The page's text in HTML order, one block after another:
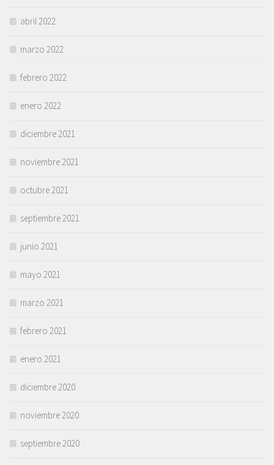
abril 2022
marzo 2022
febrero 2022
enero 2022
diciembre 2021
noviembre 2021
octubre 2021
septiembre 2021
junio 2021
mayo 2021
marzo 2021
febrero 2021
enero 2021
diciembre 2020
noviembre 2020
septiembre 2020